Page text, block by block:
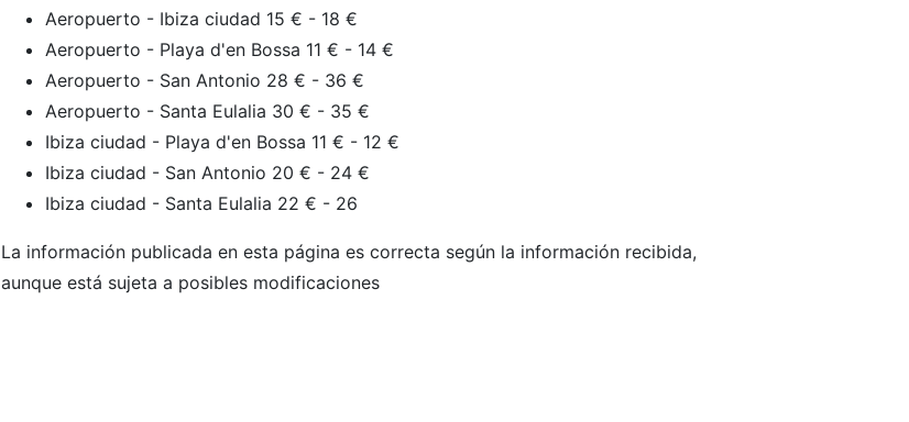
Aeropuerto - Ibiza ciudad 15 € - 18 €
Aeropuerto - Playa d'en Bossa 11 € - 14 €
Aeropuerto - San Antonio 28 € - 36 €
Aeropuerto - Santa Eulalia 30 € - 35 €
Ibiza ciudad - Playa d'en Bossa 11 € - 12 €
Ibiza ciudad - San Antonio 20 € - 24 €
Ibiza ciudad - Santa Eulalia 22 € - 26
La información publicada en esta página es correcta según la información recibida,
aunque está sujeta a posibles modificaciones